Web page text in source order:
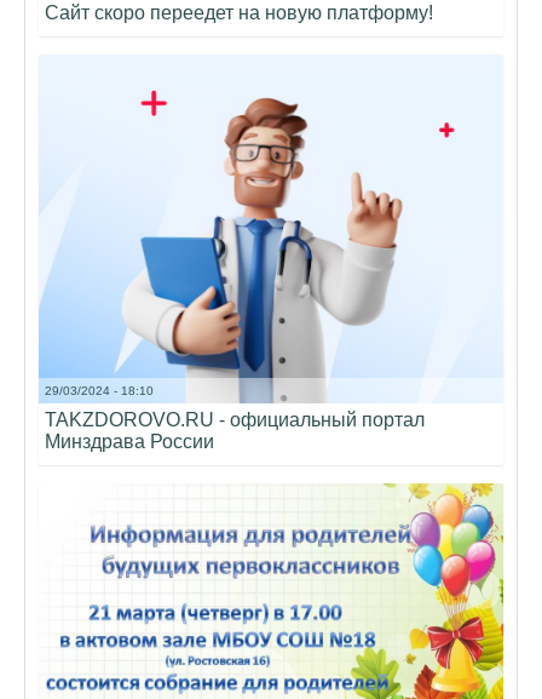
Сайт скоро переедет на новую платформу!
29/03/2024 - 18:10
TAKZDOROVO.RU - официальный портал
Минздрава России